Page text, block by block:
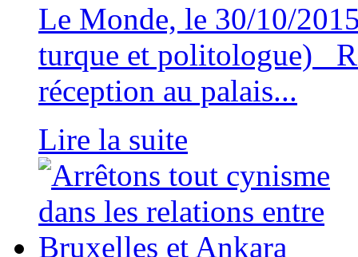
Le Monde, le 30/10/
turque et politologue)
réception au palais...
Lire la suite